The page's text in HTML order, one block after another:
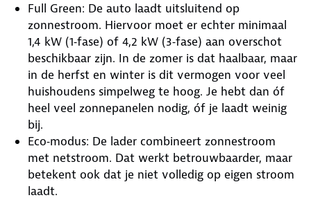
Full Green: De auto laadt uitsluitend op
zonnestroom. Hiervoor moet er echter minimaal
1,4 kW (1‑fase) of 4,2 kW (3‑fase) aan overschot
beschikbaar zijn. In de zomer is dat haalbaar, maar
in de herfst en winter is dit vermogen voor veel
huishoudens simpelweg te hoog. Je hebt dan óf
heel veel zonnepanelen nodig, óf je laadt weinig
bij.
Eco‑modus: De lader combineert zonnestroom
met netstroom. Dat werkt betrouwbaarder, maar
betekent ook dat je niet volledig op eigen stroom
laadt.